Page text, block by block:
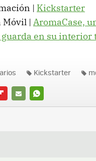
| Kickstarter
Móvil | AromaCase,
en su interior
E-
WHATSAPP
Kickstarter